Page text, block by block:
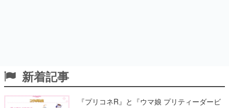
新着記事
『プリコネR』と『ウマ娘 プリティーダービ